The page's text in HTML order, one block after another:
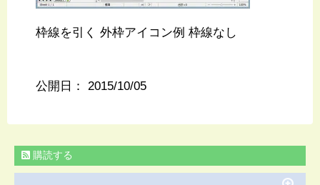
枠線を引く 外枠アイコン例 枠線なし
公開日： 2015/10/05
購読する